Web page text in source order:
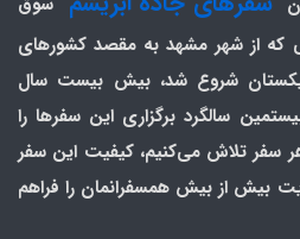
که از شهر مشهد به مقصد کشورهای
شروع شد، بیش بیست سال
است. در سال 1404 بیستمین سالگرد برگزاری این سفرها را
سفر تلاش می‌کنیم، کیفیت این سفر
بیش از بیش همسفرانمان را فراهم